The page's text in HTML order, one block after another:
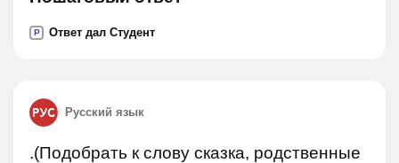
P Ответ дал Студент
Русский язык
.(Подобрать к слову сказка, родственные